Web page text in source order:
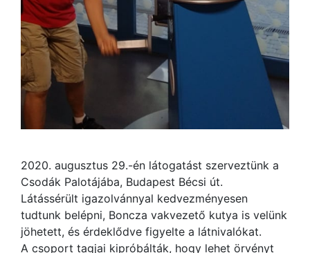
2020. augusztus 29.-én látogatást szerveztünk a
Csodák Palotájába, Budapest Bécsi út.
Látássérült igazolvánnyal kedvezményesen
tudtunk belépni, Boncza vakvezető kutya is velünk
jöhetett, és érdeklődve figyelte a látnivalókat.
A csoport tagjai kipróbálták, hogy lehet örvényt